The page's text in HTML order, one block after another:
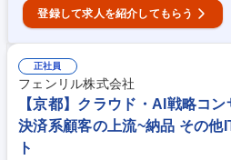
登録して求人を紹介してもらう
正社員
フェンリル株式会社
【京都】クラウド・AI戦略コ
決済系顧客の上流~納品 その他
ト